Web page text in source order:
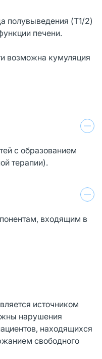
полувыведения (T1/2)
печени.
возможна кумуляция
с образованием
терапии).
входящим в
источником
нарушения
находящихся
свободного